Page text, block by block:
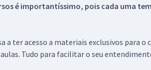
é importantíssimo, pois cada uma
a ter acesso a materiais exclusivos para
Tudo para facilitar o seu